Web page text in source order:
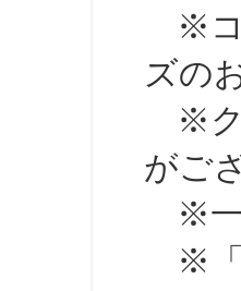
※コン
ズの
※クー
がご
※一部
※「発